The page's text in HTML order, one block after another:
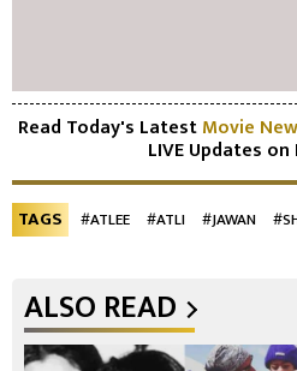
Read Today's LatestMovie
LIVE Updates
TAGS #ATLEE #ATLI #JAWAN
ALSO READ